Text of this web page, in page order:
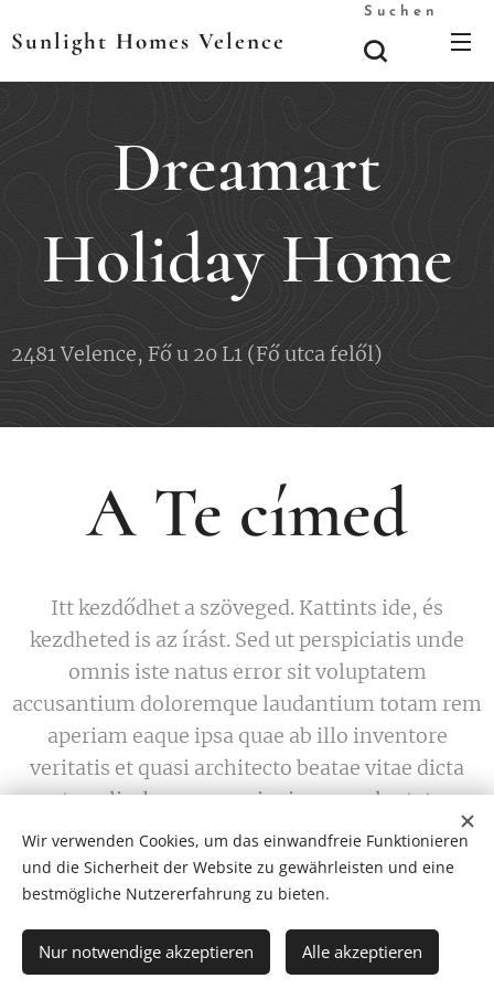
Sunlight Homes Velence
Suchen
Dreamart
Holiday Home
2481 Velence, Fő u 20 L1 (Fő utca felől)
A Te címed
Itt kezdődhet a szöveged. Kattints ide, és
kezdheted is az írást. Sed ut perspiciatis unde
omnis iste natus error sit voluptatem
accusantium doloremque laudantium totam rem
aperiam eaque ipsa quae ab illo inventore
veritatis et quasi architecto beatae vitae dicta
sunt explicabo nemo enim ipsam voluptatem.
Minden jog fenntartva 2026
Cookies
Wir verwenden Cookies, um das einwandfreie Funktionieren
und die Sicherheit der Website zu gewährleisten und eine
bestmögliche Nutzererfahrung zu bieten.
Nur notwendige akzeptieren Alle akzeptieren